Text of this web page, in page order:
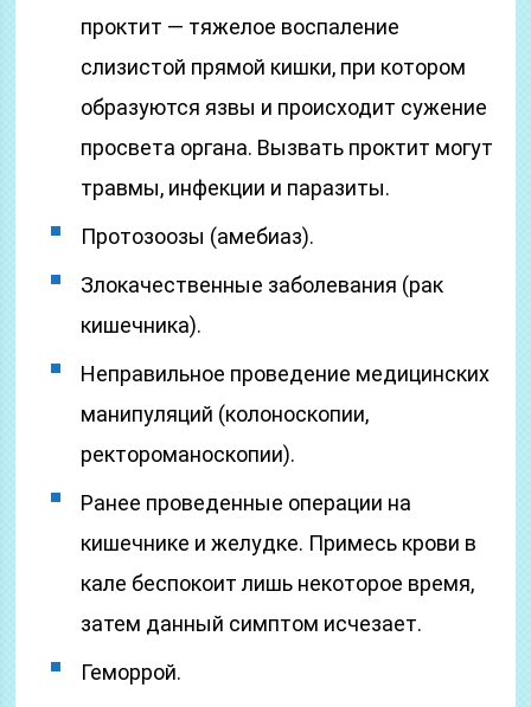
проктит — тяжелое воспаление
слизистой прямой кишки, при котором
образуются язвы и происходит сужение
просвета органа. Вызвать проктит могут
травмы, инфекции и паразиты.
Протозоозы (амебиаз).
Злокачественные заболевания (рак
кишечника).
Неправильное проведение медицинских
манипуляций (колоноскопии,
ректороманоскопии).
Ранее проведенные операции на
кишечнике и желудке. Примесь крови в
кале беспокоит лишь некоторое время,
затем данный симптом исчезает.
Геморрой.